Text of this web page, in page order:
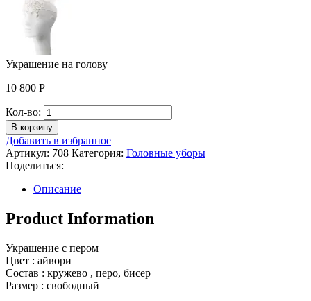
Украшение на голову
10 800 Р
Кол-во: Количество
Украшение
на
голову
В корзину
Добавить в избранное
Артикул: 708 Категория: Головные уборы
Поделиться:
Описание
Product Information
Украшение с пером
Цвет : айвори
Состав : кружево , перо, бисер
Размер : свободный